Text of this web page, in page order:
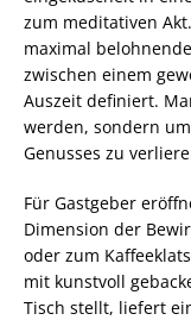
zum meditativen
maximal
zwischen einem
Auszeit definiert.
werden, sondern
Genusses zu
Für Gastgeber
Dimension der
oder zum
mit kunstvoll
Tisch stellt, liefert